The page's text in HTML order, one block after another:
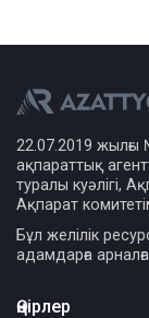
22.07.2019
ақпараттық
туралы куәлігі,
Ақпарат
Бұл желілік
адамдарға
Өңірлер